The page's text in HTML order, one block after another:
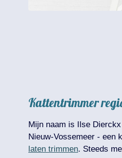
Kattentrimmer
Mijn naam is Ilse
Nieuw-Vossemeer - een
laten trimmen. Steeds